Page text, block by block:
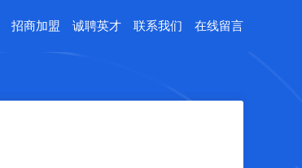
招商加盟 诚聘英才 联系我们 在线留言